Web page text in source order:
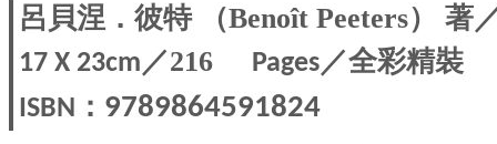
呂 貝涅．彼特 （Benoît Peeters）
17 X 23cm／216 Pages／全彩精裝
ISBN ： 9789864591824